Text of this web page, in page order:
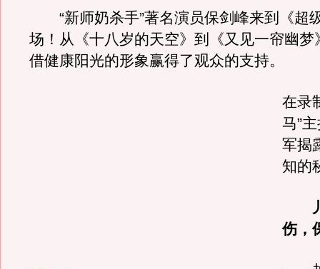
“新师奶杀手”著名演员保剑峰来到《超
场！从《十八岁的天空》到《又见一帘幽梦
借健康阳光的形象赢得了观众的支持。
在录
马”
军揭
知的
伤，